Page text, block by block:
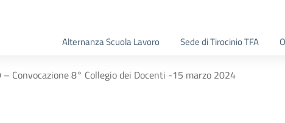
Alternanza Scuola Lavoro Sede di Tirocinio TFA
Convocazione 8° Collegio dei Docenti -15 marzo 2024